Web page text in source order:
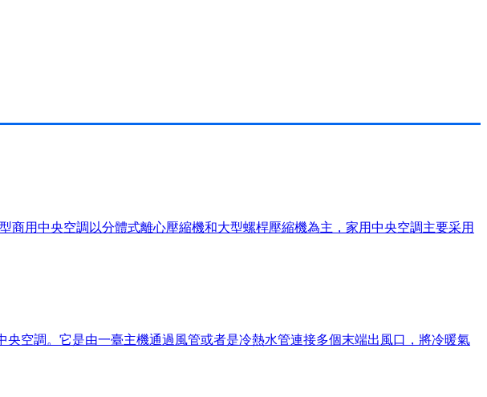
型商用中央空調以分體式離心壓縮機和大型螺桿壓縮機為主，家用中央空調主要采用
空調。它是由一臺主機通過風管或者是冷熱水管連接多個末端出風口，將冷暖氣